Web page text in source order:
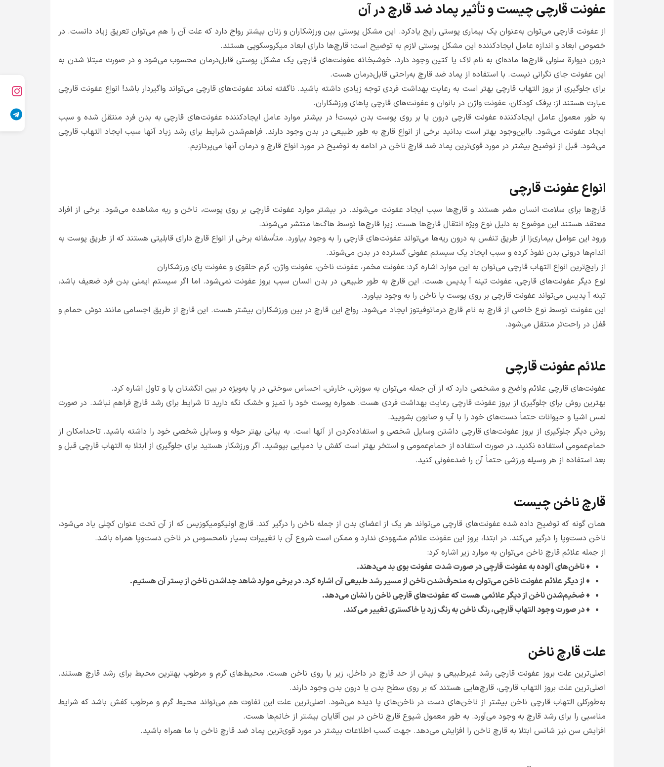
عفونت قارچی چیست و تأثیر پماد ضد قارچ در آن
از عفونت قارچی می‌توان به‌عنوان یک بیماری پوستی رایج یادکرد. این مشکل پوستی بین ورزشکاران و زنان بیشتر رواج دارد که علت آن را هم می‌توان تعریق زیاد دانست. در
خصوص ابعاد و اندازه عامل ایجادکننده این مشکل پوستی لازم به توضیح است: قارچ‌ها دارای ابعاد میکروسکوپی هستند.
درون دیوارة سلولی قارچ‌ها ماده‌ای به نام لاک یا کتین وجود دارد. خوشبخاته عفونت‌های قارچی یک مشکل پوستی قابل‌درمان محسوب می‌شود و در صورت مبتلا شدن به
این عفونت جای نگرانی نیست. با استفاده از پماد ضد قارچ به‌راحتی قابل‌درمان هست.
برای جلوگیری از بروز التهاب قارچی بهتر است به رعایت بهداشت فردی توجه زیادی داشته باشید. ناگفته نماند عفونت‌های قارچی می‌تواند واگیردار باشد! انواع عفونت قارچی
عبارت هستند از: برفک کودکان، عفونت واژن در بانوان و عفونت‌های قارچی پاهای ورزشکاران.
به طور معمول عامل ایجادکننده عفونت قارچی درون یا بر روی پوست بدن نیست! در بیشتر موارد عامل ایجادکننده عفونت‌های قارچی به بدن فرد منتقل شده و سبب
ایجاد عفونت می‌شود. بااین‌وجود بهتر است بدانید برخی از انواع قارچ به طور طبیعی در بدن وجود دارند. فراهم‌شدن شرایط برای رشد زیاد آنها سبب ایجاد التهاب قارچی
می‌شود. قبل از توضیح بیشتر در مورد قوی‌ترین پماد ضد قارچ ناخن در ادامه به توضیح در مورد انواع قارچ و درمان آنها می‌پردازیم.
انواع عفونت قارچی
قارچ‌ها برای سلامت انسان مضر هستند و قارچ‌ها سبب ایجاد عفونت می‌شوند. در بیشتر موارد عفونت قارچی بر روی پوست، ناخن و ریه مشاهده می‌شود. برخی از افراد
معتقد هستند این موضوع به دلیل نوع ویژه انتقال قارچ‌ها هست. زیرا قارچ‌ها توسط هاگ‌ها منتشر می‌شوند.
ورود این عوامل بیماری‌زا از طریق تنفس به درون ریه‌ها می‌تواند عفونت‌های قارچی را به وجود بیاورد. متأسفانه برخی از انواع قارچ دارای قابلیتی هستند که از طریق پوست به
اندام‌ها درونی بدن نفوذ کرده و سبب ایجاد یک سیستم عفونی گسترده در بدن می‌شوند.
از رایج‌ترین انواع التهاب قارچی می‌توان به این موارد اشاره کرد: عفونت مخمر، عفونت ناخن، عفونت واژن، کرم حلقوی و عفونت پای ورزشکاران
نوع دیگر عفونت‌های قارچی، عفونت تینه آ پدیس هست. این قارچ به طور طبیعی در بدن انسان سبب بروز عفونت نمی‌شود. اما اگر سیستم ایمنی بدن فرد ضعیف باشد،
تینه آ پدیس می‌تواند عفونت قارچی بر روی پوست یا ناخن را به وجود بیاورد.
این عفونت توسط نوع خاصی از قارچ به نام قارچ درماتوفیتوز ایجاد می‌شود. رواج این قارچ در بین ورزشکاران بیشتر هست. این قارچ از طریق اجسامی مانند دوش حمام و
قفل در راحت‌تر منتقل می‌شود.
علائم عفونت قارچی
عفونت‌های قارچی علائم واضح و مشخصی دارد که از آن جمله می‌توان به سوزش، خارش، احساس سوختی در پا به‌ویژه در بین انگشتان پا و تاول اشاره کرد.
بهترین روش برای جلوگیری از بروز عفونت قارچی رعایت بهداشت فردی هست. همواره پوست خود را تمیز و خشک نگه دارید تا شرایط برای رشد قارچ فراهم نباشد. در صورت
لمس اشیا و حیوانات حتماً دست‌های خود را با آب و صابون بشویید.
روش دیگر جلوگیری از بروز عفونت‌های قارچی داشتن وسایل شخصی و استفاده‌کردن از آنها است. به بیانی بهتر حوله و وسایل شخصی خود را داشته باشید. تاحدامکان از
حمام‌عمومی استفاده نکنید، در صورت استفاده از حمام‌عمومی و استخر بهتر است کفش یا دمپایی بپوشید. اگر ورزشکار هستید برای جلوگیری از ابتلا به التهاب قارچی قبل و
بعد استفاده از هر وسیله ورزشی حتماً آن را ضدعفونی کنید.
قارچ ناخن چیست
همان گونه که توضیح داده شده عفونت‌های قارچی می‌تواند هر یک از اعضای بدن از جمله ناخن را درگیر کند. قارچ اونیکومیکوزیس که از آن تحت عنوان کچلی یاد می‌شود،
ناخن دست‌وپا را درگیر می‌کند. در ابتدا، بروز این عفونت علائم مشهودی ندارد و ممکن است شروع آن با تغییرات بسیار نامحسوس در ناخن دست‌وپا همراه باشد.
از جمله علائم قارچ ناخن می‌توان به موارد زیر اشاره کرد:
♦ ناخن‌های آلوده به عفونت قارچی در صورت شدت عفونت بوی بد می‌دهند.
♦ از دیگر علائم عفونت ناخن می‌توان به منحرف‌شدن ناخن از مسیر رشد طبیعی آن اشاره کرد. در برخی موارد شاهد جداشدن ناخن از بستر آن هستیم.
♦ ضخیم‌شدن ناخن از دیگر علائمی هست که عفونت‌های قارچی ناخن را نشان می‌دهد.
♦ در صورت وجود التهاب قارچی، رنگ ناخن به رنگ زرد یا خاکستری تغییر می‌کند.
علت قارچ ناخن
اصلی‌ترین علت بروز عفونت قارچی رشد غیرطبیعی و بیش از حد قارچ در داخل، زیر یا روی ناخن هست. محیط‌های گرم و مرطوب بهترین محیط برای رشد قارچ هستند.
اصلی‌ترین علت بروز التهاب قارچی، قارچ‌هایی هستند که بر روی سطح بدن یا درون بدن وجود دارند.
به‌طورکلی التهاب قارچی ناخن بیشتر از ناخن‌های دست در ناخن‌های پا دیده می‌شود. اصلی‌ترین علت این تفاوت هم می‌تواند محیط گرم و مرطوب کفش باشد که شرایط
مناسبی را برای رشد قارچ به وجود می‌آورد. به طور معمول شیوع قارچ ناخن در بین آقایان بیشتر از خانم‌ها هست.
افزایش سن نیز شانس ابتلا به قارچ ناخن را افزایش می‌دهد. جهت کسب اطلاعات بیشتر در مورد قوی‌ترین پماد ضد قارچ ناخن با ما همراه باشید.